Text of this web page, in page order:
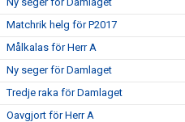
Matchrik helg för P2017
Målkalas för Herr A
Ny seger för Damlaget
Tredje raka för Damlaget
Oavgjort för Herr A